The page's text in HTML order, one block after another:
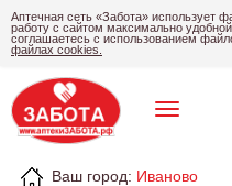
Аптечная сеть «Забота» использует
работу с сайтом максимально
соглашаетесь с использованием
файлах cookies.
Ваш город: Иваново